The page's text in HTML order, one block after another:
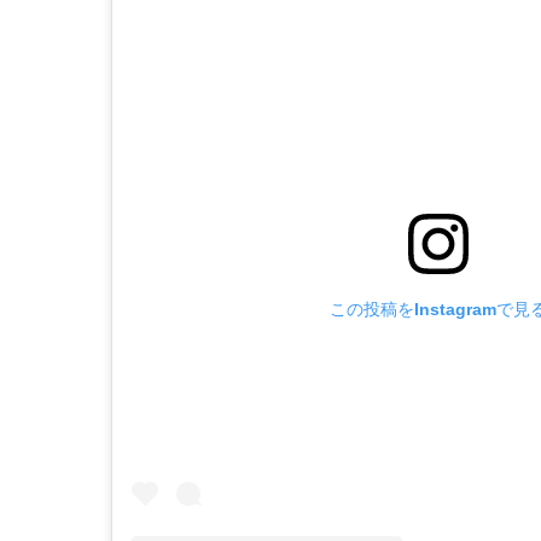
この投稿をInstagramで見